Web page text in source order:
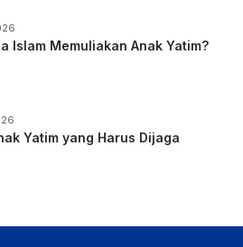
Islam Memuliakan Anak Yatim?
Yatim yang Harus Dijaga